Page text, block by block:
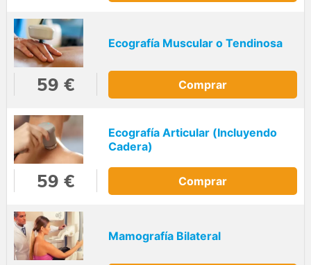
Ecografía Muscular o Tendinosa
59 € Comprar
Ecografía Articular (Incluyendo
Cadera)
59 € Comprar
Mamografía Bilateral